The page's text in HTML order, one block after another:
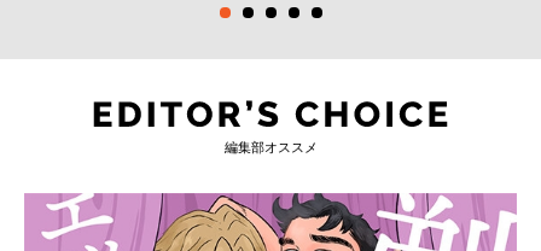
編集部オススメ